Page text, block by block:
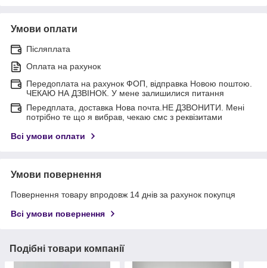
Умови оплати
Післяплата
Оплата на рахунок
Передоплата на рахунок ФОП, відправка Новою поштою.
ЧЕКАЮ НА ДЗВІНОК. У мене залишилися питання
Передплата, доставка Нова почта.НЕ ДЗВОНИТИ. Мені
потрібно те що я вибрав, чекаю смс з реквізитами
Всі умови оплати
Умови повернення
Повернення товару впродовж 14 днів за рахунок покупця
Всі умови повернення
Подібні товари компанії